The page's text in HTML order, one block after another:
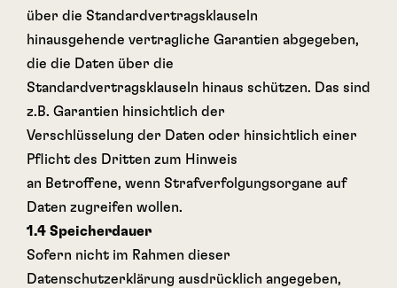
über die Standardvertragsklauseln
hinausgehende vertragliche Garantien abgegeben,
die die Daten über die
Standardvertragsklauseln hinaus schützen. Das sind
z.B. Garantien hinsichtlich der
Verschlüsselung der Daten oder hinsichtlich einer
Pflicht des Dritten zum Hinweis
an Betroffene, wenn Strafverfolgungsorgane auf
Daten zugreifen wollen.
1.4 Speicherdauer
Sofern nicht im Rahmen dieser
Datenschutzerklärung ausdrücklich angegeben,